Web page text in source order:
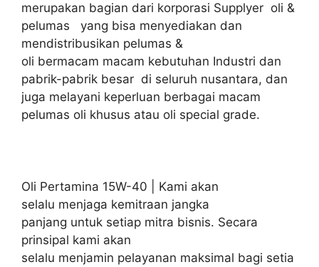
merupakan bagian dari korporasi Supplyer oli &
pelumas yang bisa menyediakan dan
mendistribusikan pelumas &
oli bermacam macam kebutuhan Industri dan
pabrik-pabrik besar di seluruh nusantara, dan
juga melayani keperluan berbagai macam
pelumas oli khusus atau oli special grade.
Oli Pertamina 15W-40 | Kami akan
selalu menjaga kemitraan jangka
panjang untuk setiap mitra bisnis. Secara
prinsipal kami akan
selalu menjamin pelayanan maksimal bagi setia